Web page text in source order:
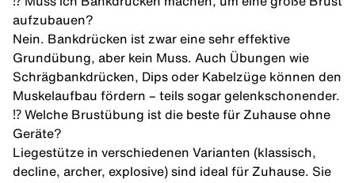
aufzubauen?
Nein. Bankdrücken ist zwar eine sehr effektive
Grundübung, aber kein Muss. Auch Übungen wie
Schrägbankdrücken, Dips oder Kabelzüge können den
Muskelaufbau fördern – teils sogar gelenkschonender.
⁉️ Welche Brustübung ist die beste für Zuhause ohne
Geräte?
Liegestütze in verschiedenen Varianten (klassisch,
decline, archer, explosive) sind ideal für Zuhause. Sie